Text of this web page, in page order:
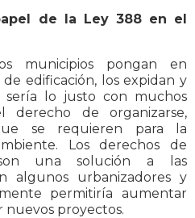
de la Ley 388 en el
municipios pongan en
edificación, los expidan y
lo justo con muchos
derecho de organizarse,
se requieren para la
Los derechos de
una solución a las
algunos urbanizadores y
permitiría aumentar
nuevos proyectos.